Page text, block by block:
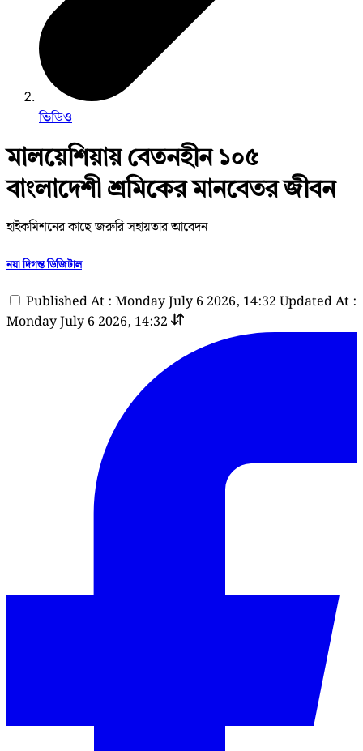
ভিডিও
মালয়েশিয়ায় বেতনহীন ১০৫
বাংলাদেশী শ্রমিকের মানবেতর জীবন
হাইকমিশনের কাছে জরুরি সহায়তার আবেদন
নয়া দিগন্ত ডিজিটাল
Published At : Monday July 6 2026, 14:32 Updated At :
Monday July 6 2026, 14:32